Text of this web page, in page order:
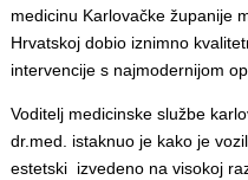
medicinu Karlovačke županije
Hrvatskoj dobio iznimno
intervencije s najmodernijom
Voditelj medicinske službe
dr.med. istaknuo je kako je
estetski izvedeno na visokoj